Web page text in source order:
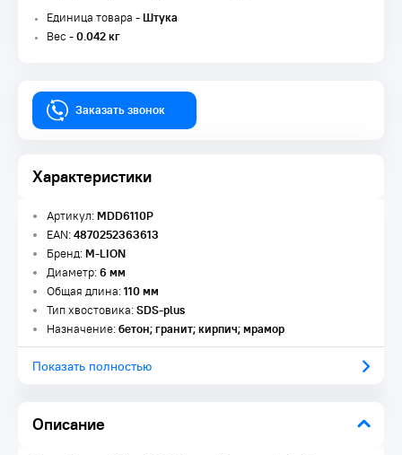
Единица товара -Штука
Вес -0.042 кг
Заказать звонок
Характеристики
Описание
Артикул:MDD6110P
EAN:4870252363613
Бренд:M-LION
Диаметр:6 мм
Общая длина:110 мм
Тип хвостовика:SDS-plus
Назначение:бетон; гранит; кирпич; мрамор
Показать полностью